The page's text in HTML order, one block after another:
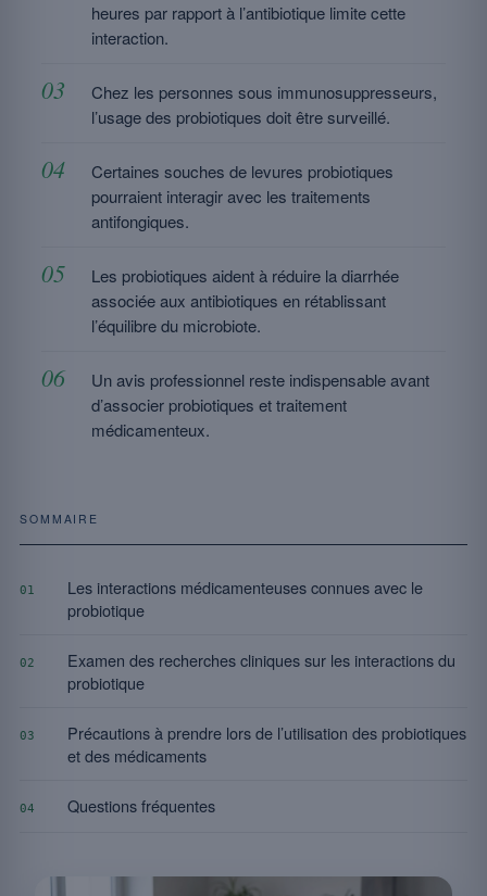
heures par rapport à l’antibiotique limite cette
interaction.
Chez les personnes sous immunosuppresseurs,
l’usage des probiotiques doit être surveillé.
Certaines souches de levures probiotiques
pourraient interagir avec les traitements
antifongiques.
Les probiotiques aident à réduire la diarrhée
associée aux antibiotiques en rétablissant
l’équilibre du microbiote.
Un avis professionnel reste indispensable avant
d’associer probiotiques et traitement
médicamenteux.
SOMMAIRE
01
Les interactions médicamenteuses connues avec le
probiotique
02
Examen des recherches cliniques sur les interactions du
probiotique
03
Précautions à prendre lors de l’utilisation des probiotiques
et des médicaments
04 Questions fréquentes